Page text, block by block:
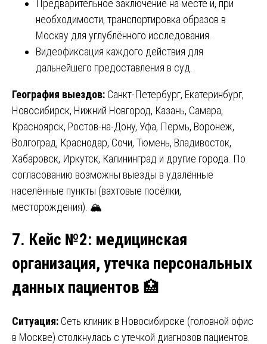
Предварительное заключение на месте и, при
необходимости, транспортировка образов в
Москву для углублённого исследования.
Видеофиксация каждого действия для
дальнейшего предоставления в суд.
География выездов: Санкт-Петербург, Екатеринбург,
Новосибирск, Нижний Новгород, Казань, Самара,
Красноярск, Ростов-на-Дону, Уфа, Пермь, Воронеж,
Волгоград, Краснодар, Сочи, Тюмень, Владивосток,
Хабаровск, Иркутск, Калининград и другие города. По
согласованию возможны выезды в удалённые
населённые пункты (вахтовые посёлки,
месторождения). 🏔️
7. Кейс №2: медицинская
организация, утечка персональных
данных пациентов 🏥
Ситуация: Сеть клиник в Новосибирске (головной офис
в Москве) столкнулась с утечкой диагнозов пациентов.